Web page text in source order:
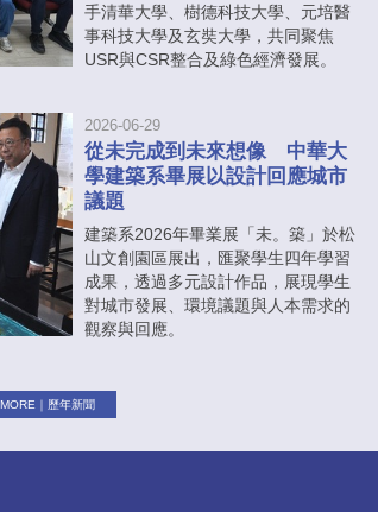
手清華大學、樹德科技大學、元培醫
事科技大學及玄奘大學，共同聚焦
USR與CSR整合及綠色經濟發展。
2026-06-29
從未完成到未來想像 中華大
學建築系畢展以設計回應城市
議題
建築系2026年畢業展「未。築」於松
山文創園區展出，匯聚學生四年學習
成果，透過多元設計作品，展現學生
對城市發展、環境議題與人本需求的
觀察與回應。
MORE｜歷年新聞